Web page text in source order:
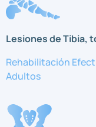
Lesiones de Tibia,
Rehabilitación
Adultos